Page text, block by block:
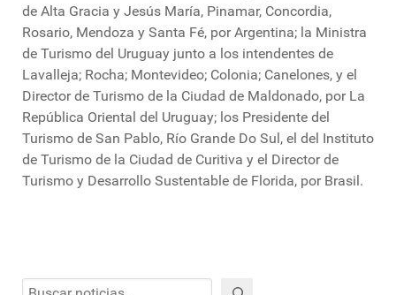
de Alta Gracia y Jesús María, Pinamar, Concordia,
Rosario, Mendoza y Santa Fé, por Argentina; la Ministra
de Turismo del Uruguay junto a los intendentes de
Lavalleja; Rocha; Montevideo; Colonia; Canelones, y el
Director de Turismo de la Ciudad de Maldonado, por La
República Oriental del Uruguay; los Presidente del
Turismo de San Pablo, Río Grande Do Sul, el del Instituto
de Turismo de la Ciudad de Curitiva y el Director de
Turismo y Desarrollo Sustentable de Florida, por Brasil.
Buscar